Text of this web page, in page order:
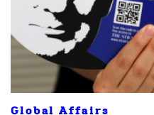
Global Affairs